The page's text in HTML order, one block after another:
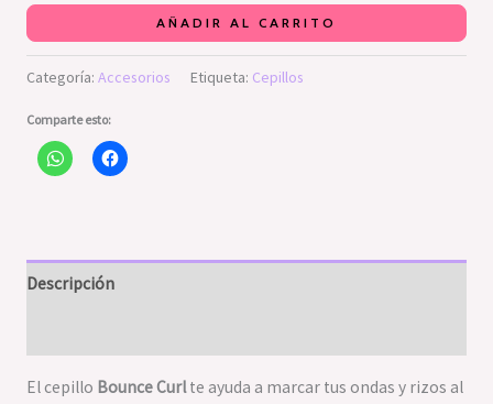
AÑADIR AL CARRITO
Categoría: Accesorios Etiqueta: Cepillos
Comparte esto:
Descripción
El cepillo Bounce Curlte ayuda a marcar tus ondas y rizos al